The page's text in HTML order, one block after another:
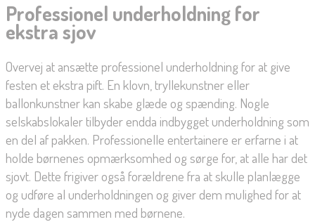
Professionel underholdning for
ekstra sjov
Overvej at ansætte professionel underholdning for at give
festen et ekstra pift. En klovn, tryllekunstner eller
ballonkunstner kan skabe glæde og spænding. Nogle
selskabslokaler tilbyder endda indbygget underholdning som
en del af pakken. Professionelle entertainere er erfarne i at
holde børnenes opmærksomhed og sørge for, at alle har det
sjovt. Dette frigiver også forældrene fra at skulle planlægge
og udføre al underholdningen og giver dem mulighed for at
nyde dagen sammen med børnene.